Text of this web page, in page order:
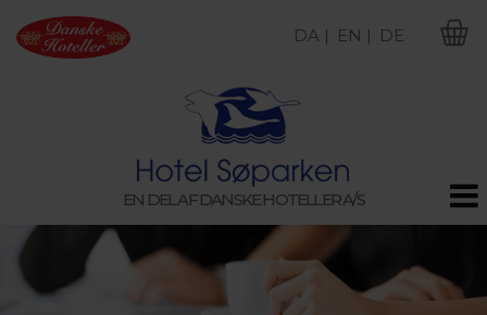
EN DEL AF DANSKE HOTELLER A/S
DA | EN | DE